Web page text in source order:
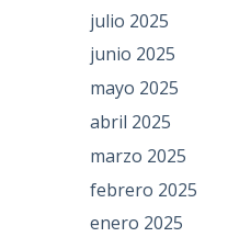
julio 2025
junio 2025
mayo 2025
abril 2025
marzo 2025
febrero 2025
enero 2025